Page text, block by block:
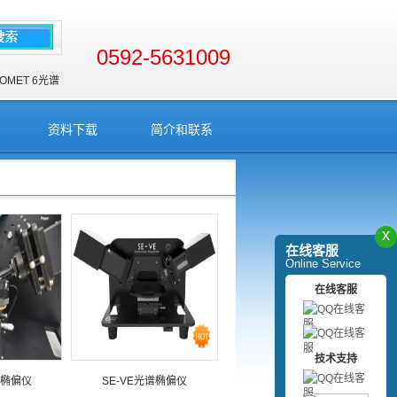
6光谱
0592-5631009
资料下载 简介和联系
偏仪 SE-VE光谱椭偏仪
在线客服
Online Service
x
在线客服
技术支持